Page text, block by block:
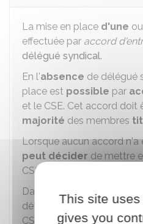
La mise en place d'une ou
effectuée par accord
délégué syndical.
En l'absence de délégué
place est possible par
et le CSE. Cet accord doit
majorité des membres
Lorsque aucun accord
peut décider de mettre
CSSCT.
Dans ce cas, le
détermine les conditions
CSSCT (nombre de
This site
gives you